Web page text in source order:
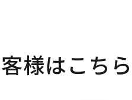
様はこち